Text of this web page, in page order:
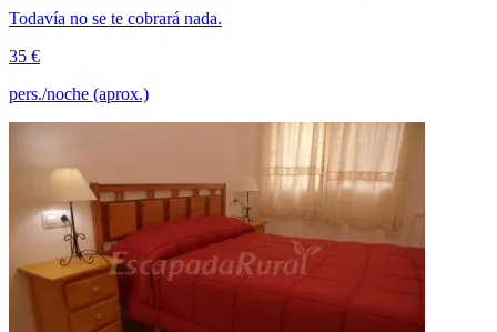
Todavía no se te cobrará nada.
35 €
pers./noche (aprox.)